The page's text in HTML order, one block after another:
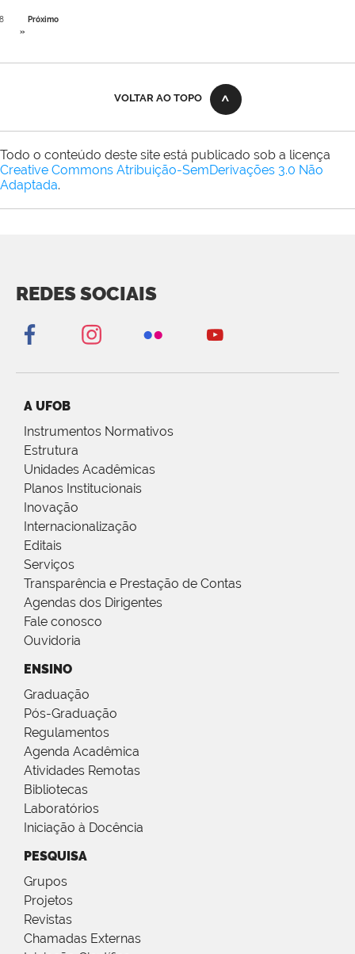
Próximo
»
VOLTAR AO TOPO
Todo o conteúdo deste site está publicado sob a licença
Creative Commons Atribuição-SemDerivações 3.0 Não
Adaptada.
REDES SOCIAIS
A UFOB
Instrumentos Normativos
Estrutura
Unidades Acadêmicas
Planos Institucionais
Inovação
Internacionalização
Editais
Serviços
Transparência e Prestação de Contas
Agendas dos Dirigentes
Fale conosco
Ouvidoria
ENSINO
Graduação
Pós-Graduação
Regulamentos
Agenda Acadêmica
Atividades Remotas
Bibliotecas
Laboratórios
Iniciação à Docência
PESQUISA
Grupos
Projetos
Revistas
Chamadas Externas